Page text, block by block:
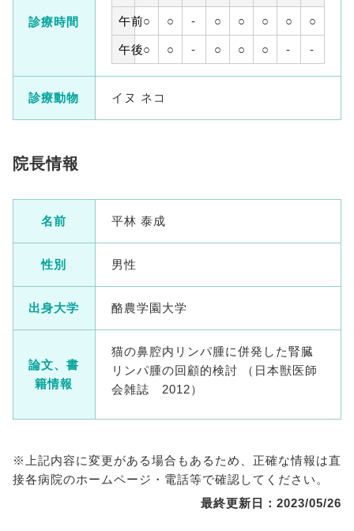
診療時間
午前○ ○ - ○ ○ ○ ○ ○
午後○ ○ - ○ ○ ○ - -
診療動物 イヌ ネコ
院長情報
名前 平林 泰成
性別 男性
出身大学 酪農学園大学
論文、書
籍情報
猫の鼻腔内リンパ腫に併発した腎臓
リンパ腫の回顧的検討 （日本獣医師
会雑誌 2012）
※上記内容に変更がある場合もあるため、正確な情報は直
接各病院のホームページ・電話等で確認してください。
最終更新日：2023/05/26